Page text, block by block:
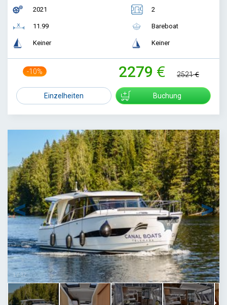
2021
11.99
Keiner
2
Bareboat
Keiner
-10% 2279 2521
Einzelheiten Buchung
1 /32